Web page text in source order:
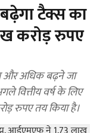
टैक्स का
करोड़ रुपए
और अधिक बढ़ने जा
वित्तीय वर्ष के लिए
रुपए तय किया है।